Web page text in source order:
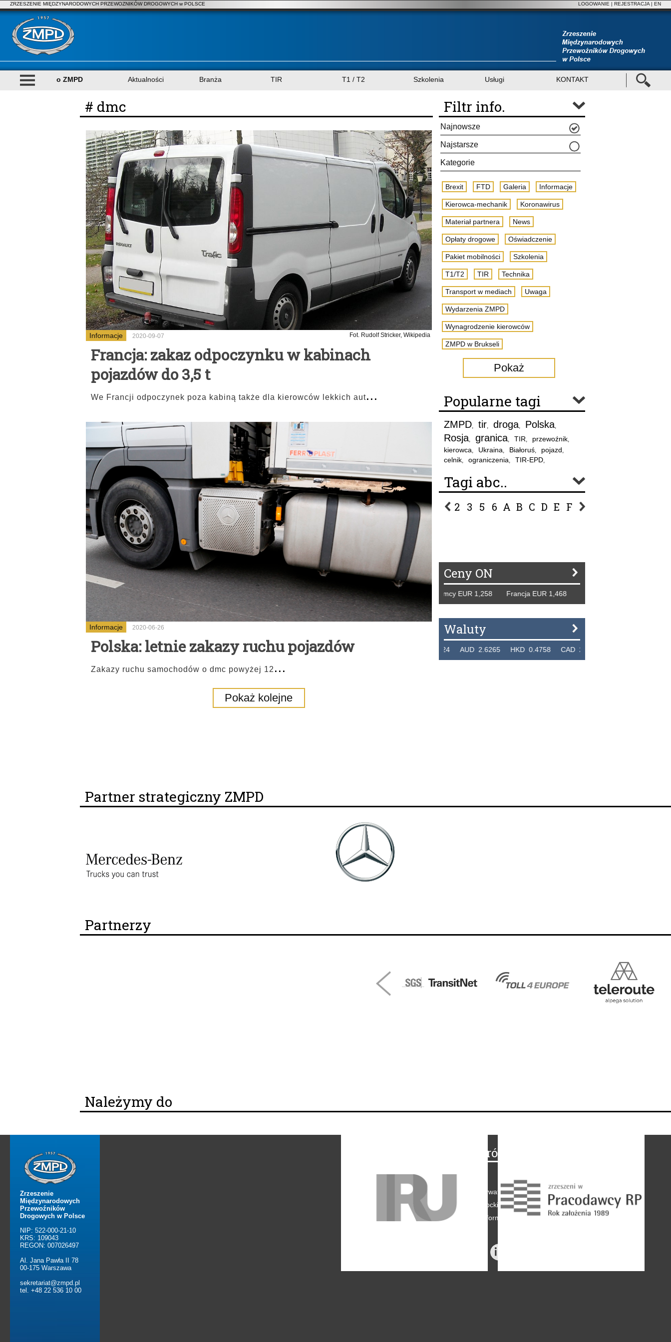
ZRZESZENIE MIĘDZYNARODOWYCH PRZEWOZNIKÓW DROGOWYCH w POLSCE LOGOWANIE | REJESTRACJA | EN
o ZMPD Aktualności Branża TIR T1 / T2 Szkolenia Usługi KONTAKT
# dmc
Informacje 2020-09-07 Fot. Rudolf Stricker, Wikipedia
Francja: zakaz odpoczynku w kabinach
pojazdów do 3,5 t
We Francji odpoczynek poza kabiną także dla kierowców lekkich aut...
Informacje 2020-06-26
Polska: letnie zakazy ruchu pojazdów
Zakazy ruchu samochodów o dmc powyżej 12 ...
Pokaż kolejne
Filtr info.
Najnowsze
Najstarsze
Kategorie
Brexit FTD Galeria Informacje
Kierowca-mechanik Koronawirus
Materiał partnera News
Opłaty drogowe Oświadczenie
Pakiet mobilności Szkolenia
T1/T2 TIR Technika
Transport w mediach Uwaga
Wydarzenia ZMPD
Wynagrodzenie kierowców
ZMPD w Brukseli
Pokaż
Popularne tagi
ZMPD, tir, droga, Polska,
Rosja, granica, TIR, przewoźnik,
kierowca, Ukraina, Białoruś, pojazd,
celnik, ograniczenia, TIR-EPD,
Tagi abc..
2 3 5 6 A B C D E F G
Ceny ON
Tydzień 42/2019 r. Niemcy EUR 1,258 Francja EUR 1,468 Hiszpania EUR 1,229 WB
Waluty
THB 0.1129 USD 3.7324 AUD 2.6265 HKD 0.4758 CAD 2.6618 NZD 2.1914 SGD
Partner strategiczny ZMPD
Partnerzy
Należymy do
Zrzeszenie
Międzynarodowych
Przewoźników
Drogowych w Polsce
NIP: 522-000-21-10
KRS: 109043
REGON: 007026497
Al. Jana Pawła II 78
00-175 Warszawa
sekretariat@zmpd.pl
tel. +48 22 536 10 00
Na skróty
Polityka prywatności
Polityka coockies
-Klauzule informacyjne